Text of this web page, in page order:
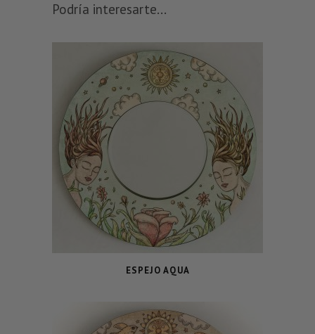
Podría interesarte...
ESPEJO AQUA